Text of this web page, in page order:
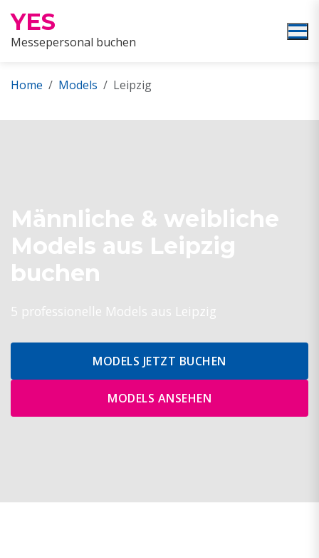
YES
Messepersonal buchen
Home Models Leipzig
Männliche & weibliche
Models aus Leipzig
buchen
5 professionelle Models aus Leipzig
MODELS JETZT BUCHEN
MODELS ANSEHEN